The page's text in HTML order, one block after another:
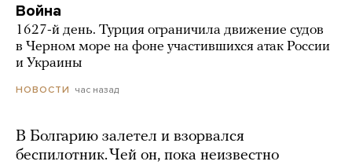
Война
1627-й день. Турция ограничила движение судов
в Черном море на фоне участившихся атак России
и Украины
НОВОСТИ час назад
В Болгарию залетел и взорвался
беспилотник. Чей он, пока неизвестно